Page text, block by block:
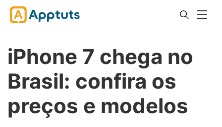
iPhone 7 chega no
Brasil: confira os
preços e modelos